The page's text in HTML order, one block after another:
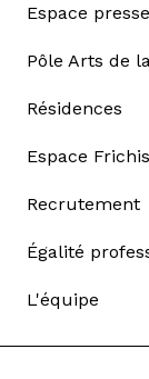
Espace presse
Pôle Arts de
Résidences
Espace
Recrutement
Égalité
L'équipe